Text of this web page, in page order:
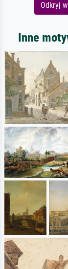
Odkryj
Inne